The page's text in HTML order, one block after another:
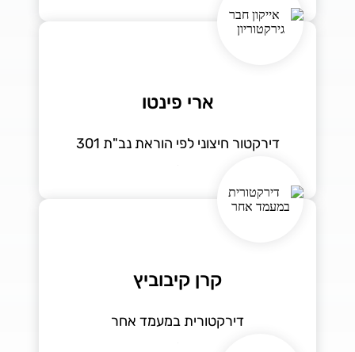
ארי פינטו
דירקטור חיצוני לפי הוראת נב"ת 301
קרן קיבוביץ
דירקטורית במעמד אחר